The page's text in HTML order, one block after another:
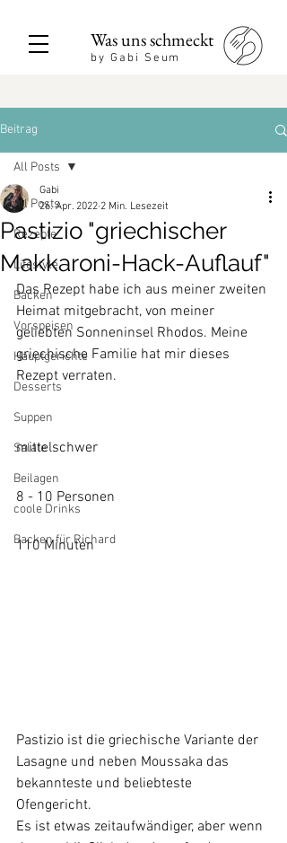
Was uns schmeckt
by Gabi Seum
Beitrag
All Posts
Rezepte
Lifestyle
Backen
Vorspeisen
Hauptgerichte
Desserts
Suppen
Salate
Beilagen
coole Drinks
Backen für Richard
All Posts
Pastizio "griechischer
Makkaroni-Hack-Auflauf"
Gabi
26. Apr. 2022 2 Min. Lesezeit
Das Rezept habe ich aus meiner zweiten
Heimat mitgebracht, von meiner
geliebten Sonneninsel Rhodos. Meine
griechische Familie hat mir dieses
Rezept verraten.
mittelschwer
8 - 10 Personen
110 Minuten
Pastizio ist die griechische Variante der
Lasagne und neben Moussaka das
bekannteste und beliebteste
Ofengericht.
Es ist etwas zeitaufwändiger, aber wenn